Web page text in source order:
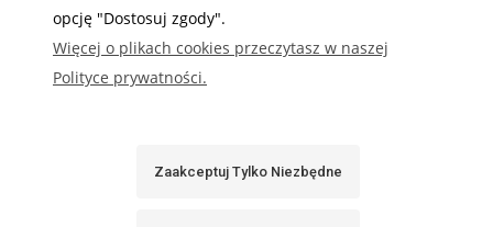
opcję "Dostosuj zgody".
Więcej o plikach cookies przeczytasz w naszej
Polityce prywatności.
Zaakceptuj Tylko Niezbędne